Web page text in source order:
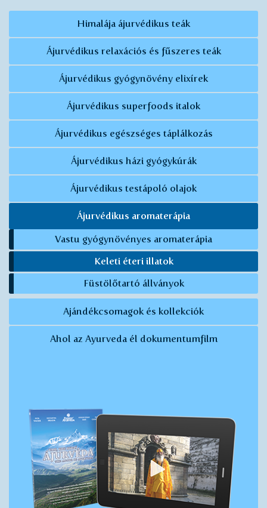
Himalája ájurvédikus teák
Ájurvédikus relaxációs és fűszeres teák
Ájurvédikus gyógynövény elixírek
Ájurvédikus superfoods italok
Ájurvédikus egészséges táplálkozás
Ájurvédikus házi gyógykúrák
Ájurvédikus testápoló olajok
Ájurvédikus aromaterápia
Vastu gyógynövényes aromaterápia
Keleti éteri illatok
Füstölőtartó állványok
Ajándékcsomagok és kollekciók
Ahol az Ayurveda él dokumentumfilm